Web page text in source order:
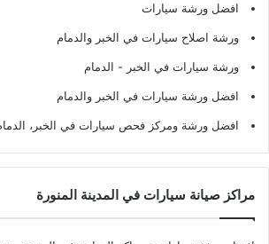
افضل ورشة سيارات
ورشة اصلاح سيارات في الخبر والدمام
ورشة سيارات في الخبر - الدمام
افضل ورشة سيارات في الخبر والدمام
افضل ورشة ومركز فحص سيارات في الخبر،
مراكز صيانة سيارات في المدينة المنورة